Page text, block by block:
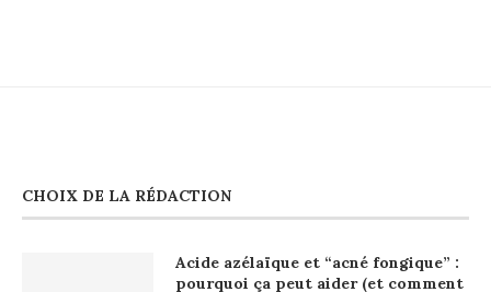
CHOIX DE LA RÉDACTION
Acide azélaïque et “acné fongique” :
pourquoi ça peut aider (et comment